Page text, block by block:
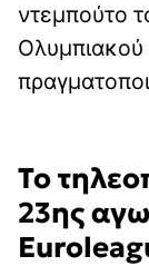
ντεμπούτο
Ολυμπιακού
Το
23ης